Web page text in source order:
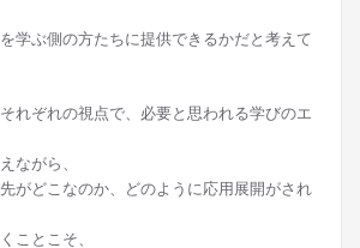
学ぶ側の方たちに提供できるかだと考えて
れぞれの視点で、必要と思われる学びのエ
ながら、
がどこなのか、どのように応用展開がされ
ことこそ、